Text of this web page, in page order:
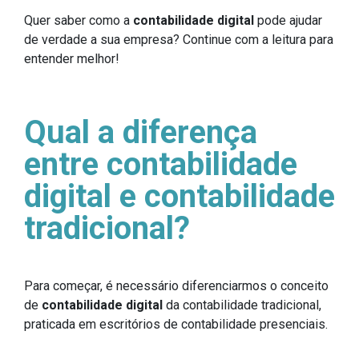
Quer saber como a contabilidade digital pode ajudar
de verdade a sua empresa? Continue com a leitura para
entender melhor!
Qual a diferença
entre contabilidade
digital e contabilidade
tradicional?
Para começar, é necessário diferenciarmos o conceito
de contabilidade digital da contabilidade tradicional,
praticada em escritórios de contabilidade presenciais.